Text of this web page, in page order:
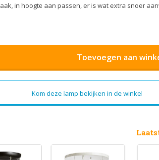
in hoogte aan passen, er is wat extra snoer
Toevoegen aan
Kom deze lamp bekijken in de winkel